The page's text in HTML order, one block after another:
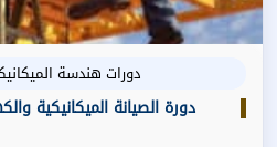
دورات هندسة
دورة الصيانة الميكانيكية